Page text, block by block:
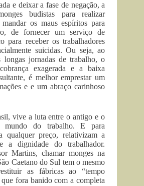
e deixar a fase de negação, a
budistas para realizar
os maus espíritos para
de fornecer um serviço de
para receber os trabalhadores
suicidas. Ou seja, ao
longas jornadas de trabalho, o
exagerada e a baixa
é melhor emprestar um
e e um abraço carinhoso
vive a luta entre o antigo e o
mundo do trabalho. E para
qualquer preço, relativizam a
a dignidade do trabalhador.
Martins, chamar monges na
Caetano do Sul tem o mesmo
as fábricas ao “tempo
fora banido com a completa